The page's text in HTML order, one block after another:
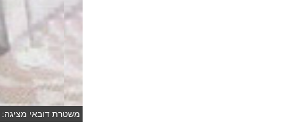
משטרת דובאי מציגה:
ובר)